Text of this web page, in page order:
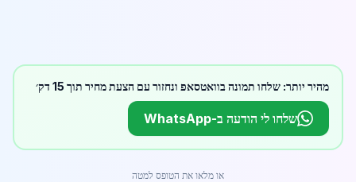
מהיר יותר: שלחו תמונה בוואטסאפ ונחזור עם הצעת מחיר תוך 15 דק׳
שלחו לי הודעה ב-WhatsApp
או מלאו את הטופס למטה